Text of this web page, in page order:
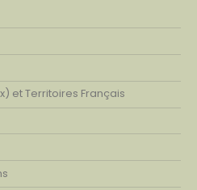
et Territoires Français